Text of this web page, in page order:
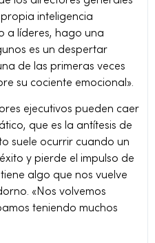
inteligencia
a líderes, hago una
es un despertar
de las primeras veces
su cociente emocional».
ejecutivos pueden caer
que es la antítesis de
suele ocurrir cuando un
y pierde el impulso de
algo que nos vuelve
«Nos volvemos
teniendo muchos